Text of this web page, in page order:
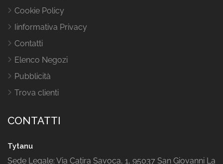
Cookie Policy
Iinformativa Privacy
Contatti
Elenco Negozi
Pubblicità
Trova clienti
CONTATTI
Tytanu
Sede Legale: Via Catira Savoca, 1, 95037 San Giovanni La